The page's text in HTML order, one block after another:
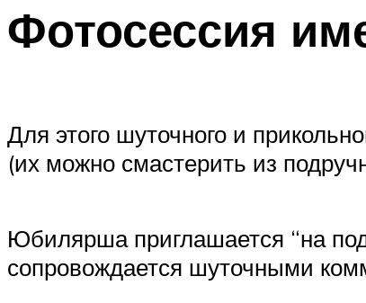
Фотосессия
Для этого шуточного и
(их можно смастерить из
Юбилярша приглашается “на
сопровождается шуточными